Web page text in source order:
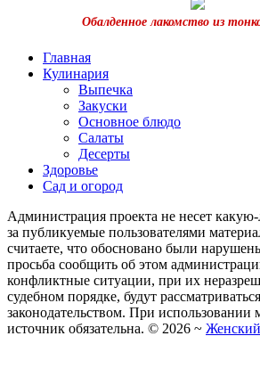
Обалденное лакомство из
Главная
Кулинария
Выпечка
Закуски
Основное блюдо
Салаты
Десерты
Здоровье
Сад и огород
Администрация проекта не несет какую-
за публикуемые пользователями
считаете, что обосновано были
просьба сообщить об этом
конфликтные ситуации, при их
судебном порядке, будут
законодательством. При использовании
источник обязательна. © 2026 ~